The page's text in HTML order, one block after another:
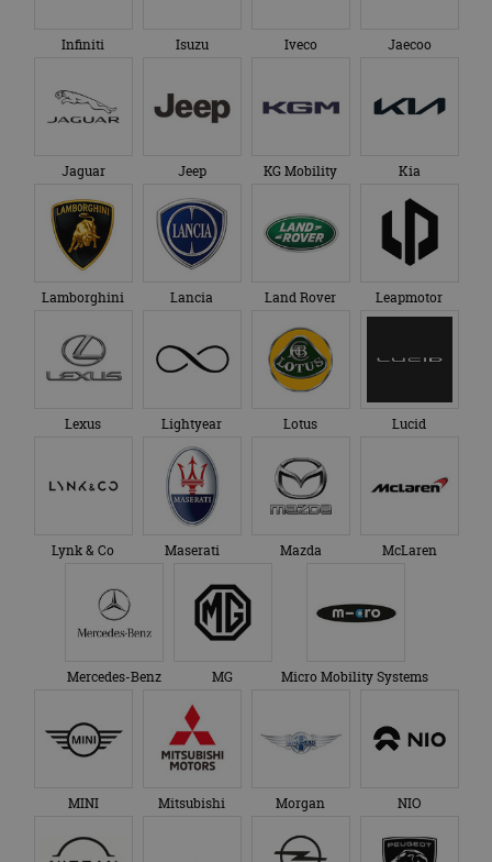
Infiniti Isuzu Iveco Jaecoo
Jaguar Jeep KG Mobility Kia
Lamborghini Lancia Land Rover Leapmotor
Lexus Lightyear Lotus Lucid
Lynk & Co Maserati Mazda McLaren
Mercedes-Benz MG Micro Mobility Systems
MINI Mitsubishi Morgan NIO